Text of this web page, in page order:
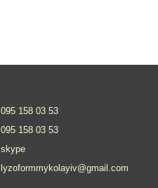
095 158 03 53
095 158 03 53
skype
lyzoformmykolayiv@gmail.com